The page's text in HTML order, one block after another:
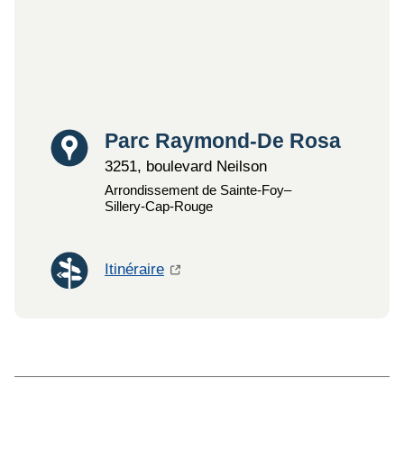
Lieu
Parc Raymond-De Rosa
3251, boulevard Neilson
Arrondissement de Sainte-Foy–
Sillery‑Cap‑Rouge
Itinéraire